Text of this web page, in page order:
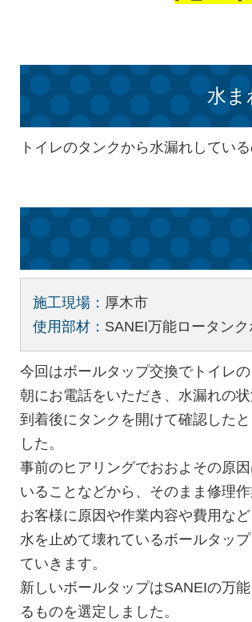
水ま
トイレのタンクから水漏れしてい
施工現場： 厚木市
使用部材： SANEI万能ロータン
今回はボールタップ交換でトイレ
朝にお電話をいただき、水漏れの
到着後にタンクを開けて確認した
した。
事前のヒアリングでおおよその原
いることなどから、そのまま修理
お客様に原因や作業内容や費用な
水を止めて壊れているボールタッ
ていきます。
新しいボールタップはSANEIの万
るものを選定しました。